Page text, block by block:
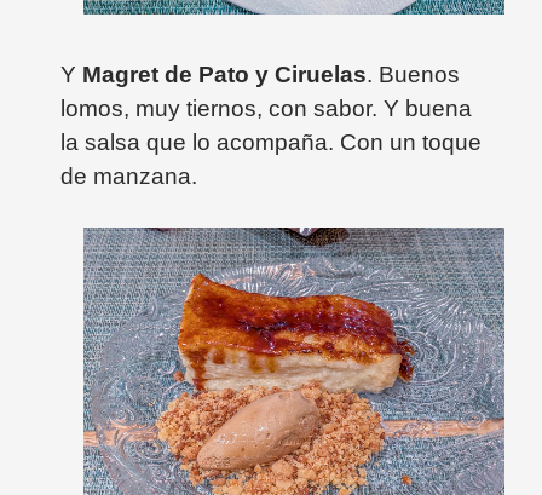
Y Magret de Pato y Ciruelas. Buenos
lomos, muy tiernos, con sabor. Y buena
la salsa que lo acompaña. Con un toque
de manzana.